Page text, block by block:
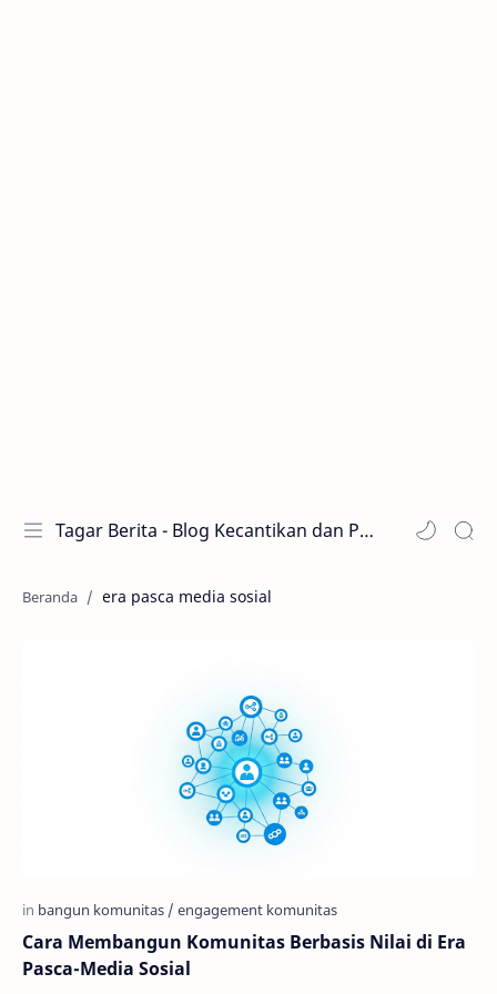
Tagar Berita - Blog Kecantikan dan Perawatan
era pasca media sosial
Cara Membangun Komunitas Berbasis Nilai di Era
Pasca-Media Sosial